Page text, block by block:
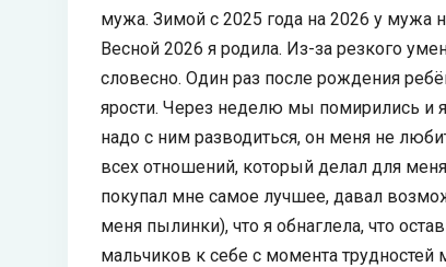
мужа. Зимой с 2025 года на 2026 у мужа
Весной 2026 я родила. Из-за резкого
словесно. Один раз после рождения
ярости. Через неделю мы помирились и
надо с ним разводиться, он меня не
всех отношений, который делал для
покупал мне самое лучшее, давал
меня пылинки), что я обнаглела, что
мальчиков к себе с момента трудностей